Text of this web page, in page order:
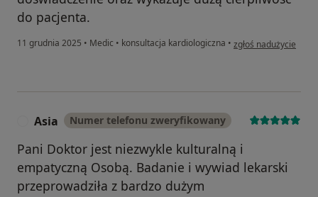
do pacjenta.
11 grudnia 2025 • Medic • konsultacja kardiologiczna • w opinii użytkownika
zgłoś nadużycie
Asia Numer telefonu zweryfikowany
Pani Doktor jest niezwykle kulturalną i
empatyczną Osobą. Badanie i wywiad lekarski
przeprowadziła z bardzo dużym